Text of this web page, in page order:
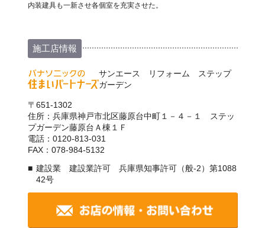
内装建具も一新させ各個室を充実させた。
施工店情報
サンエース リフォーム ステップ
ガーデン
〒651-1302
住所：兵庫県神戸市北区藤原台中町１－４－１ ステッ
プガーデン藤原台Ａ棟１Ｆ
電話：0120-813-031
FAX：078-984-5132
建設業 建設業許可 兵庫県知事許可（般-2）第1088
42号